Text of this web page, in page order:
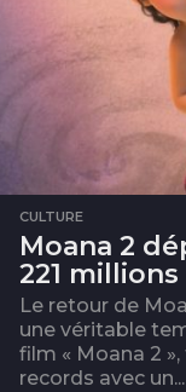
CULTURE
Moana 2
221
Le retour de
une véritable
film « Moana 2
records avec un...